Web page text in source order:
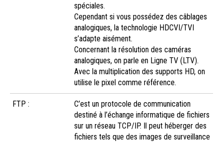
spéciales.
Cependant si vous possédez des câblages
analogiques, la technologie HDCVI/TVI
s’adapte aisément.
Concernant la résolution des caméras
analogiques, on parle en Ligne TV (LTV).
Avec la multiplication des supports HD, on
utilise le pixel comme référence.
FTP :
C’est un protocole de communication
destiné à l’échange informatique de fichiers
sur un réseau TCP/IP. Il peut héberger des
fichiers tels que des images de surveillance